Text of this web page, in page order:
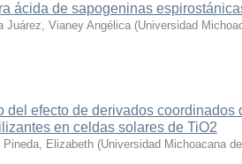
ácida de sapogeninas
Juárez, Vianey Angélica (Universidad
del efecto de derivados coordinados
en celdas solares de TiO2
Pineda, Elizabeth (Universidad Michoacana